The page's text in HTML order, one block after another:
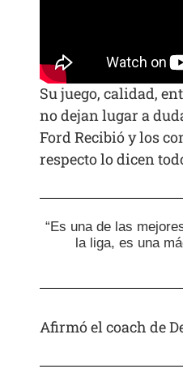
Su juego, calidad,
no dejan lugar a
Ford Recibió y los
respecto lo dicen
“Es una de las
la liga, es una
Afirmó el coach de